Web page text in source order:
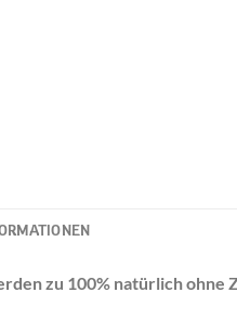
zu 100% natürlich